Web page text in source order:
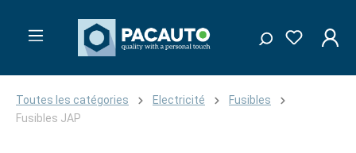
Toutes les catégories Electricité
Fusibles
Fusibles JAP